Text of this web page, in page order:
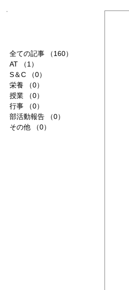
全ての記事 （160）
AT
（1）
S＆C
（0）
栄養
（0）
授業
（0）
行事
（0）
部活動報告
（0）
その他
（0）